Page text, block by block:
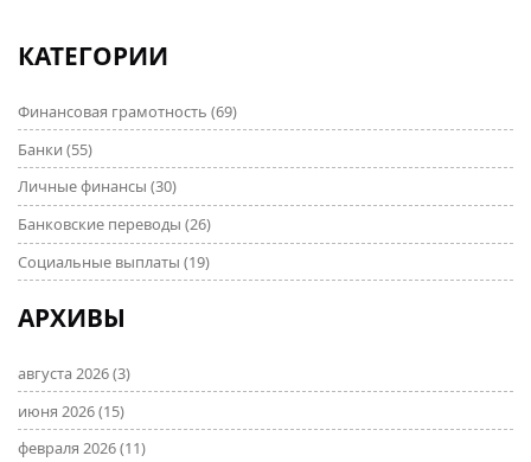
Содержание будет полезно для всех, кто
значительной суммы как в пределах страны, так и за
границу.
КАТЕГОРИИ
Финансовая грамотность (69)
Банки (55)
Личные финансы (30)
Банковские переводы (26)
Социальные выплаты (19)
АРХИВЫ
августа 2026(3)
июня 2026(15)
февраля 2026(11)